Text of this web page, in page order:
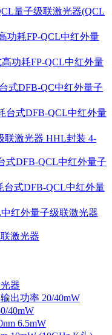
量子级联激光器(QCL
功耗FP-QCL中红外量
高功耗FP-QCL中红外量
式DFB-QC中红外量子
台式DFB-QCL中红外量
联激光器 HHL封装 4-
式DFB-QCL中红外量子
台式DFB-QCL中红外量
红外量子级联激光器
激光器
器
输出功率 20/40mW
40mW
6.5mW